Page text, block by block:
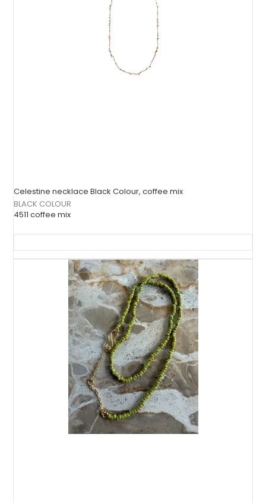
Celestine necklace Black Colour, coffee mix
BLACK COLOUR
4511 coffee mix